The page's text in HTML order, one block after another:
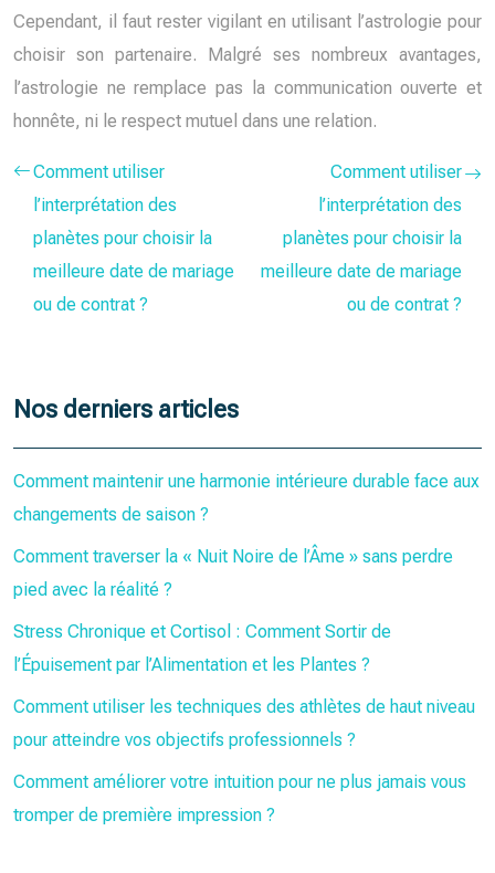
Cependant, il faut rester vigilant en utilisant l’astrologie pour
choisir son partenaire. Malgré ses nombreux avantages,
l’astrologie ne remplace pas la communication ouverte et
honnête, ni le respect mutuel dans une relation.
Comment utiliser
l’interprétation des
planètes pour choisir la
meilleure date de mariage
ou de contrat ?
Comment utiliser
l’interprétation des
planètes pour choisir la
meilleure date de mariage
ou de contrat ?
Nos derniers articles
Comment maintenir une harmonie intérieure durable face aux
changements de saison ?
Comment traverser la « Nuit Noire de l’Âme » sans perdre
pied avec la réalité ?
Stress Chronique et Cortisol : Comment Sortir de
l’Épuisement par l’Alimentation et les Plantes ?
Comment utiliser les techniques des athlètes de haut niveau
pour atteindre vos objectifs professionnels ?
Comment améliorer votre intuition pour ne plus jamais vous
tromper de première impression ?